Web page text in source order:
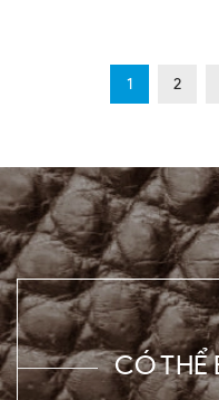
1 2
CÓ THỂ